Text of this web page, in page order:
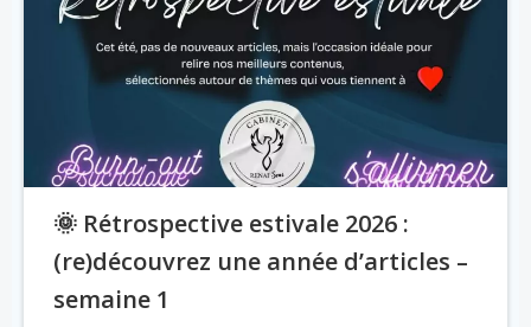
🌞 Rétrospective estivale 2026 :
(re)découvrez une année d’articles –
semaine 1